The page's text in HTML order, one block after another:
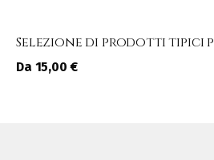
Selezione di prodotti tipici
Da 15,00 €